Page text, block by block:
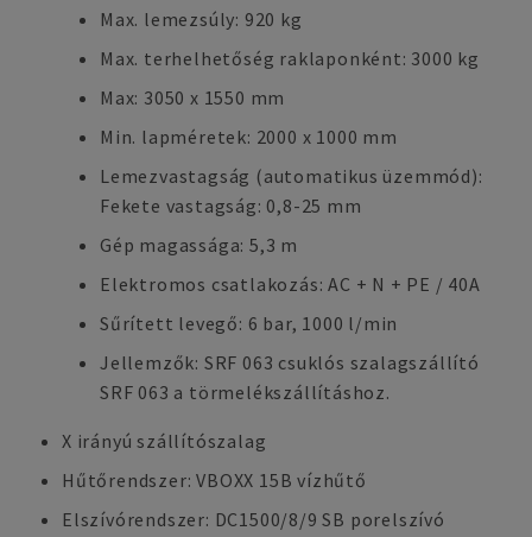
Max. lemezsúly: 920 kg
Max. terhelhetőség raklaponként: 3000 kg
Max: 3050 x 1550 mm
Min. lapméretek: 2000 x 1000 mm
Lemezvastagság (automatikus üzemmód):
Fekete vastagság: 0,8-25 mm
Gép magassága: 5,3 m
Elektromos csatlakozás: AC + N + PE / 40A
Sűrített levegő: 6 bar, 1000 l/min
Jellemzők: SRF 063 csuklós szalagszállító
SRF 063 a törmelékszállításhoz.
X irányú szállítószalag
Hűtőrendszer: VBOXX 15B vízhűtő
Elszívórendszer: DC1500/8/9 SB porelszívó